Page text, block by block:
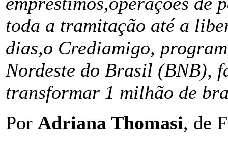
toda a tramitação até a
dias,o Crediamigo,
Nordeste do Brasil (BNB),
transformar 1 milhão de
Por Adriana Thomasi, de